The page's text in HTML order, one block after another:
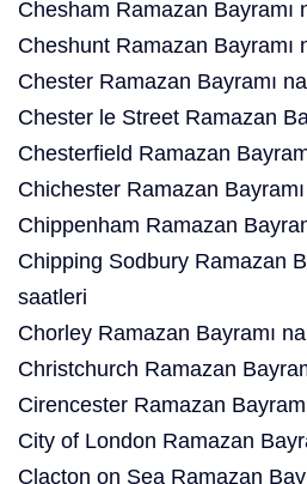
Chesham Ramazan Bayramı
Cheshunt Ramazan Bayramı
Chester Ramazan Bayramı
Chester le Street Ramazan
Chesterfield Ramazan
Chichester Ramazan
Chippenham Ramazan
Chipping Sodbury Ramazan
saatleri
Chorley Ramazan Bayramı
Christchurch Ramazan
Cirencester Ramazan
City of London Ramazan
Clacton on Sea Ramazan